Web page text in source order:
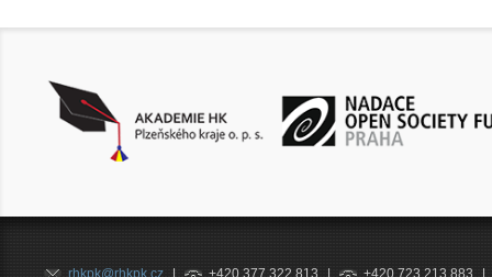
rhkpk@rhkpk.cz +420 377 322 813 +420 723 213 883